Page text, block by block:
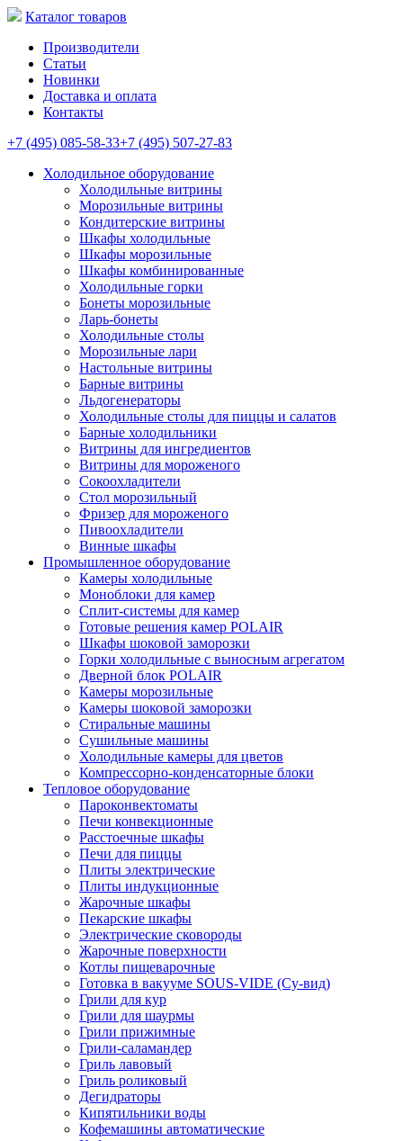
Каталог товаров
Производители
Статьи
Новинки
Доставка и оплата
Контакты
+7 (495) 085-58-33+7 (495) 507-27-83
Холодильное оборудование
Холодильные витрины
Морозильные витрины
Кондитерские витрины
Шкафы холодильные
Шкафы морозильные
Шкафы комбинированные
Холодильные горки
Бонеты морозильные
Ларь-бонеты
Холодильные столы
Морозильные лари
Настольные витрины
Барные витрины
Льдогенераторы
Холодильные столы для пиццы и салатов
Барные холодильники
Витрины для ингредиентов
Витрины для мороженого
Сокоохладители
Стол морозильный
Фризер для мороженого
Пивоохладители
Винные шкафы
Промышленное оборудование
Камеры холодильные
Моноблоки для камер
Сплит-системы для камер
Готовые решения камер POLAIR
Шкафы шоковой заморозки
Горки холодильные с выносным агрегатом
Дверной блок POLAIR
Камеры морозильные
Камеры шоковой заморозки
Стиральные машины
Сушильные машины
Холодильные камеры для цветов
Компрессорно-конденсаторные блоки
Тепловое оборудование
Пароконвектоматы
Печи конвекционные
Расстоечные шкафы
Печи для пиццы
Плиты электрические
Плиты индукционные
Жарочные шкафы
Пекарские шкафы
Электрические сковороды
Жарочные поверхности
Котлы пищеварочные
Готовка в вакууме SOUS-VIDE (Су-вид)
Грили для кур
Грили для шаурмы
Грили прижимные
Грили-саламандер
Гриль лавовый
Гриль роликовый
Дегидраторы
Кипятильники воды
Кофемашины автоматические